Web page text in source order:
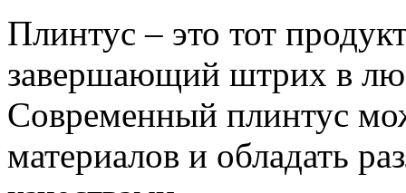
Плинтус – это тот
завершающий штрих в
Современный плинтус
материалов и обладать